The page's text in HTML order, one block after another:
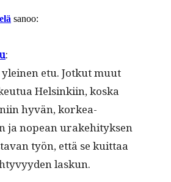
sanoo:
:
yleinen etu. Jotkut muut
Helsinki­in, kos­ka
niin hyvän, korkea­
ja nopean urake­hi­tyk­sen
työn, että se kuit­taa
laskun.